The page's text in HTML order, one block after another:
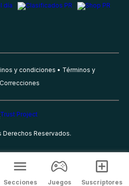
y condiciones
Términos y
Correcciones
Derechos Reservados.
Secciones Juegos Suscriptores